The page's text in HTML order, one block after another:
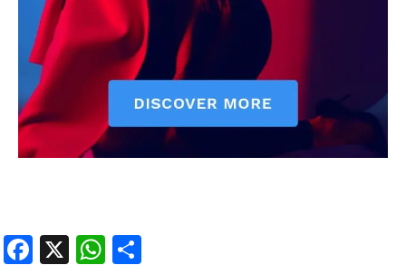
Facebook
X WhatsApp